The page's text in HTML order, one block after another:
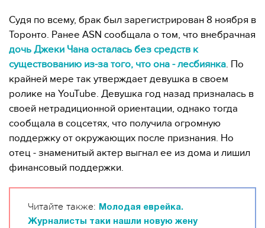
Судя по всему, брак был зарегистрирован 8 ноября в
Торонто. Ранее ASN сообщала о том, что внебрачная
дочь Джеки Чана осталась без средств к
существованию из-за того, что она - лесбиянка. По
крайней мере так утверждает девушка в своем
ролике на YouTube. Девушка год назад призналась в
своей нетрадиционной ориентации, однако тогда
сообщала в соцсетях, что получила огромную
поддержку от окружающих после признания. Но
отец - знаменитый актер выгнал ее из дома и лишил
финансовый поддержки.
Читайте также:
Молодая еврейка.
Журналисты таки нашли новую жену